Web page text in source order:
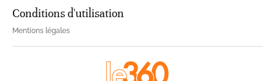
Conditions d'utilisation
Mentions légales